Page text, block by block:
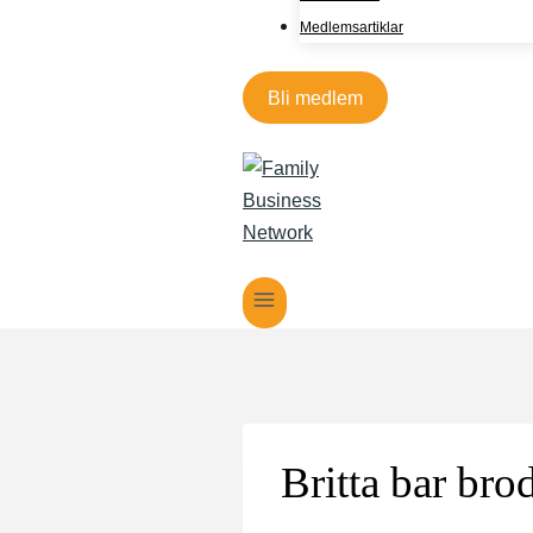
Medlemsartiklar
Bli medlem
Britta bar